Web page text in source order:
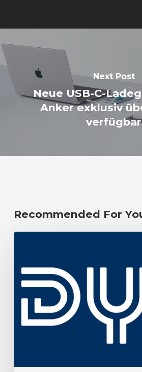
Next Post
Neue USB-C-
Anker exklusiv
verfügbar
Recommended For